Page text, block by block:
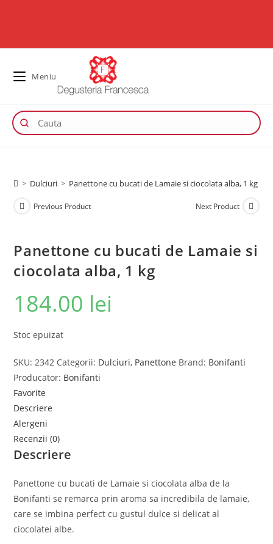
Meniu
> Dulciuri > Panettone cu bucati de Lamaie si ciocolata alba, 1 kg
Previous Product Next Product
Panettone cu bucati de Lamaie si
ciocolata alba, 1 kg
184.00 lei
Stoc epuizat
SKU: 2342 Categorii: Dulciuri, Panettone Brand: Bonifanti
Producator: Bonifanti
Favorite
Descriere
Alergeni
Recenzii (0)
Descriere
Panettone cu bucati de Lamaie si ciocolata alba de la
Bonifanti se remarca prin aroma sa incredibila de lamaie,
care se imbina perfect cu gustul dulce si delicat al
ciocolatei albe.